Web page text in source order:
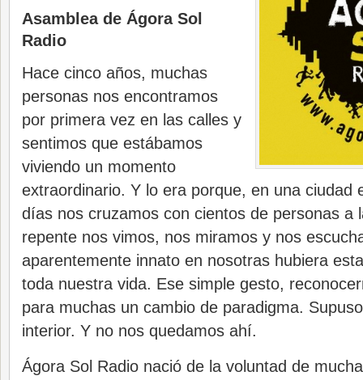
Asamblea de Ágora Sol
Radio
Hace cinco años, muchas
personas nos encontramos
por primera vez en las calles y
sentimos que estábamos
viviendo un momento
extraordinario. Y lo era porque, en una ciudad
días nos cruzamos con cientos de personas a
repente nos vimos, nos miramos y nos
aparentemente innato en nosotras hubiera
toda nuestra vida. Ese simple gesto,
para muchas un cambio de paradigma.
interior. Y no nos quedamos ahí.
Ágora Sol Radio nació de la voluntad de